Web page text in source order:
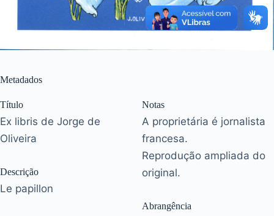
Metadados
Título
Ex libris de Jorge de
Oliveira
Descrição
Le papillon
Notas
A proprietária é jornalista
francesa.
Reprodução ampliada do
original.
Abrangência